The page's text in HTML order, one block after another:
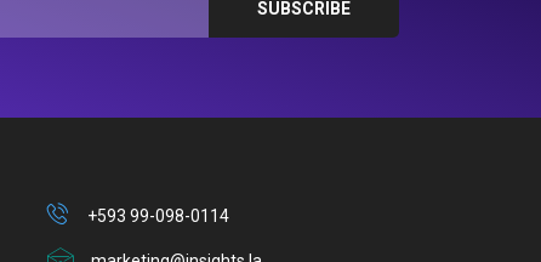
+593 99-098-0114